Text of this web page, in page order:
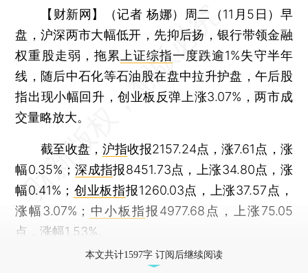
【财新网】（记者 杨娜）
周二（11月5日）早
盘，沪深两市大幅低开，先抑后扬，银行带领金融
权重股走弱，拖累 上证综指一度跌逾1%失守半年
线，随后中石化等石油股在盘中拉升护盘，午后股
指出现小幅回升，创业板反弹上涨3.07%，两市成
交量略放大。
截至收盘， 沪指收报2157.24点，涨7.61点，涨
幅0.35%； 深成指报8451.73点，上涨34.80点，涨
幅0.41%； 创业板指报1260.03点，上涨37.57点，
涨幅3.07%； 中小板指报4977.68点，上涨75.05
点，涨幅1.53%。
本文共计1597字 订阅后继续阅读